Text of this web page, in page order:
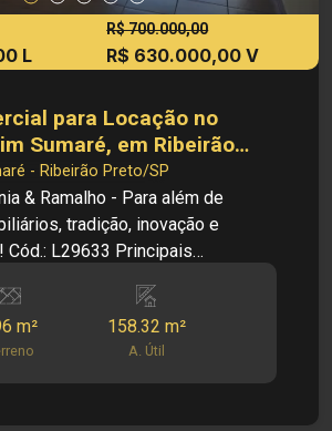
L
R$ 700.000,00
R$ 630.000,00 V
para Locação no
Sumaré, em Ribeirão
- Ribeirão Preto/SP
& Ramalho - Para além de
tradição, inovação e
dois ambiente - Cozinha -
1 suíte - 02 Banheiros
m² 158.32 m²
A. Útil